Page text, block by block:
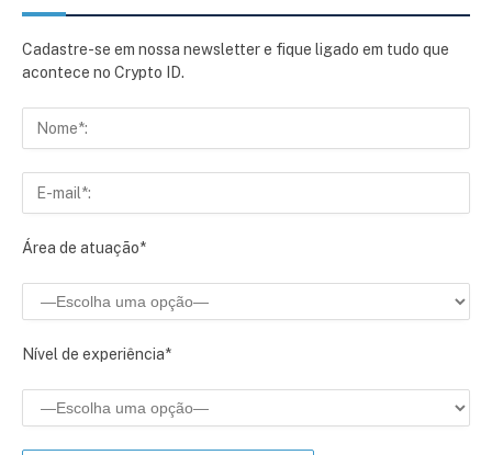
Cadastre-se em nossa newsletter e fique ligado em tudo que
acontece no Crypto ID.
Área de atuação*
Nível de experiência*